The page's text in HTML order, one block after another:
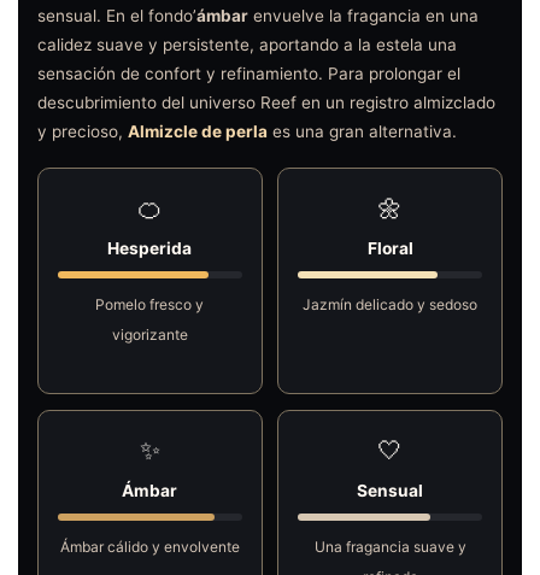
sensual. En el fondo’ámbar envuelve la fragancia en una
calidez suave y persistente, aportando a la estela una
sensación de confort y refinamiento. Para prolongar el
descubrimiento del universo Reef en un registro almizclado
y precioso, Almizcle de perla es una gran alternativa.
🍊
Hesperida
Pomelo fresco y
vigorizante
🌼
Floral
Jazmín delicado y sedoso
✨
Ámbar
Ámbar cálido y envolvente
🤍
Sensual
Una fragancia suave y